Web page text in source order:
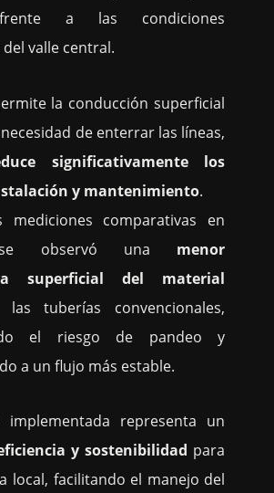
a las condiciones
valle central.
la conducción superficial
de enterrar las líneas,
significativamente los
y mantenimiento.
mediciones comparativas en
observó una menor
superficial del material
tuberías convencionales,
el riesgo de pandeo y
a un flujo más estable.
implementada representa un
y sostenibilidad para
local, facilitando el manejo del